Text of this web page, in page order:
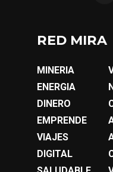
RED MIRA
MINERIA
ENERGIA
DINERO
EMPRENDE
VIAJES
DIGITAL